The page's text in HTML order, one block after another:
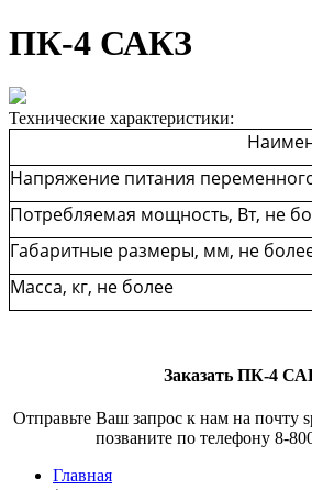
ПК-4 САКЗ
Технические характеристики:
Напряжение питания
Потребляемая мощность, Вт, не
Габаритные размеры, мм, не
Масса, кг, не более
Заказать ПК-4
Отправьте Ваш запрос к нам на почту
позваните по телефону 8-
Главная